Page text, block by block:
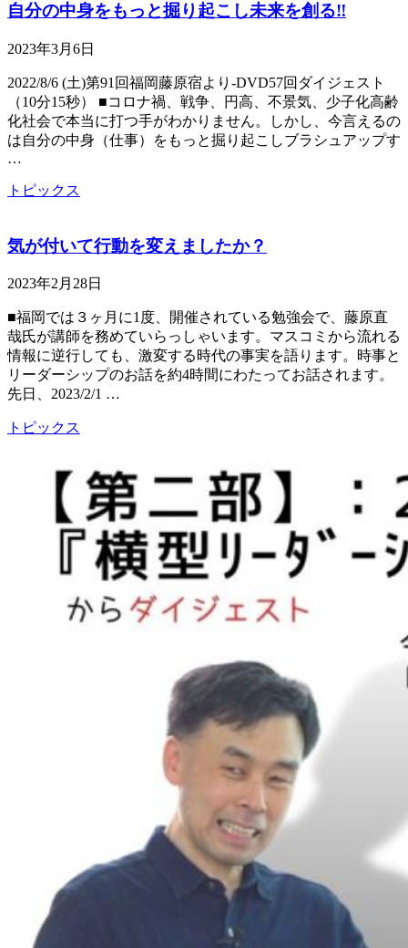
自分の中身をもっと掘り起こし未来を創る‼
2023年3月6日
2022/8/6 (土)第91回福岡藤原宿より-DVD57回ダイジェスト
（10分15秒） ■コロナ禍、戦争、円高、不景気、少子化高齢
化社会で本当に打つ手がわかりません。しかし、今言えるの
は自分の中身（仕事）をもっと掘り起こしブラシュアップす
…
トピックス
気が付いて行動を変えましたか？
2023年2月28日
■福岡では３ヶ月に1度、開催されている勉強会で、藤原直
哉氏が講師を務めていらっしゃいます。マスコミから流れる
情報に逆行しても、激変する時代の事実を語ります。時事と
リーダーシップのお話を約4時間にわたってお話されます。
先日、2023/2/1 …
トピックス